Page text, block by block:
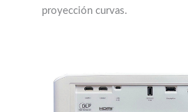
proyección curvas.